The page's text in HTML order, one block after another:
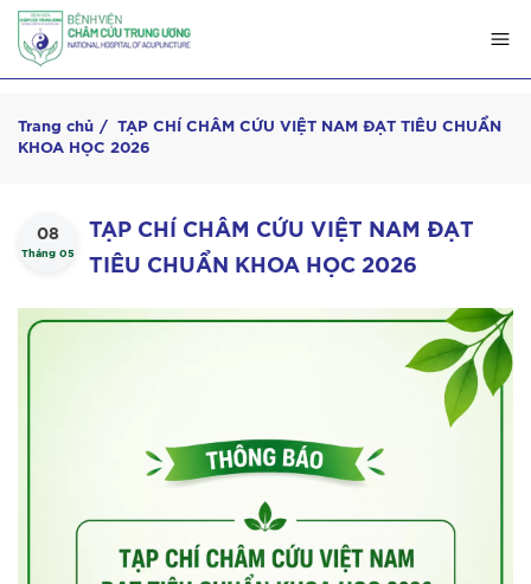
Trang chủ
TẠP CHÍ CHÂM CỨU VIỆT NAM ĐẠT TIÊU CHUẨN
KHOA HỌC 2026
08
Tháng 05
TẠP CHÍ CHÂM CỨU VIỆT NAM ĐẠT
TIÊU CHUẨN KHOA HỌC 2026